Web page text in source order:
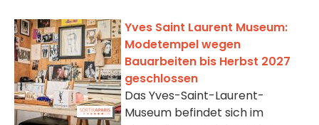
Yves Saint Laurent Museum:
Modetempel wegen
Bauarbeiten bis Herbst 2027
geschlossen
Das Yves-Saint-Laurent-
Museum befindet sich im